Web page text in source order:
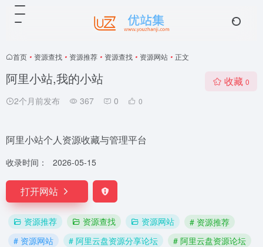
首页 • 资源查找 • 资源推荐 • 资源查找 • 资源网站 • 正文
阿里小站,我的小站
2个月前发布 367 0 0
收藏 0
阿里小站个人资源收藏与管理平台
收录时间： 2026-05-15
打开网站
资源推荐 资源查找 资源网站
# 资源推荐
# 资源网站
# 阿里云盘资源分享论坛
# 阿里云盘资源论坛